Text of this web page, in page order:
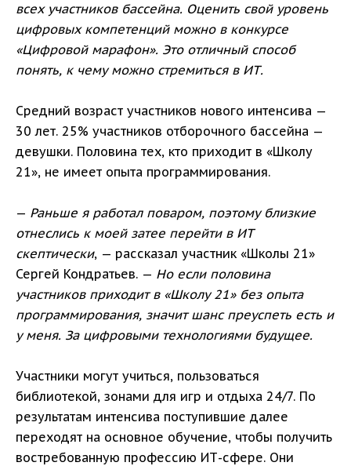
всех участников бассейна. Оценить свой уровень
цифровых компетенций можно в конкурсе
«Цифровой марафон». Это отличный способ
понять, к чему можно стремиться в ИТ.
Средний возраст участников нового интенсива —
30 лет. 25% участников отборочного бассейна —
девушки. Половина тех, кто приходит в «Школу
21», не имеет опыта программирования.
— Раньше я работал поваром, поэтому близкие
отнеслись к моей затее перейти в ИТ
скептически, — рассказал участник «Школы 21»
Сергей Кондратьев. — Но если половина
участников приходит в «Школу 21» без опыта
программирования, значит шанс преуспеть есть и
у меня. За цифровыми технологиями будущее.
Участники могут учиться, пользоваться
библиотекой, зонами для игр и отдыха 24/7. По
результатам интенсива поступившие далее
переходят на основное обучение, чтобы получить
востребованную профессию ИТ-сфере. Они